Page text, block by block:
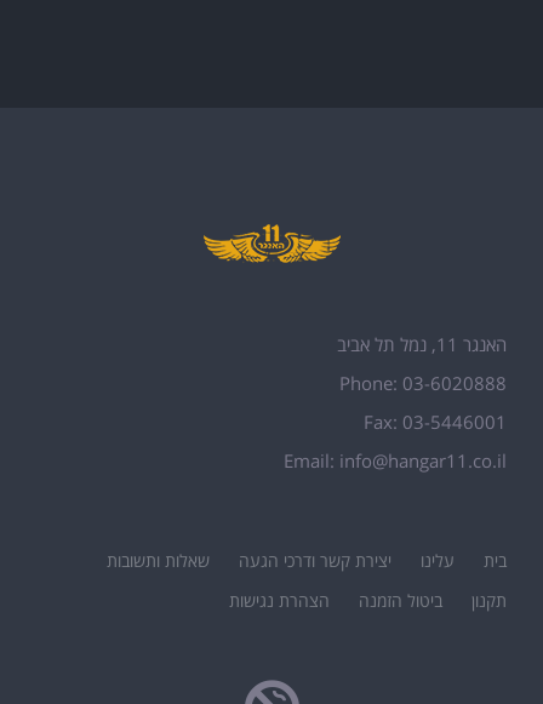
האנגר 11, נמל תל אביב
Phone: 03-6020888
Fax: 03-5446001
Email: info@hangar11.co.il
בית עלינו יצירת קשר ודרכי הגעה
שאלות ותשובות
תקנון
ביטול הזמנה הצהרת נגישות